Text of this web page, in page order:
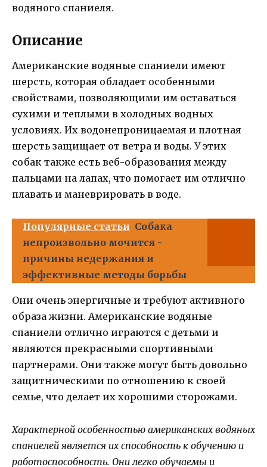
водяного спаниеля.
Описание
Американские водяные спаниели имеют
шерсть, которая обладает особенными
свойствами, позволяющими им оставаться
сухими и теплыми в холодных водных
условиях. Их водонепроницаемая и плотная
шерсть защищает от ветра и воды. У этих
собак также есть веб-образования между
пальцами на лапах, что помогает им отлично
плавать и маневрировать в воде.
Популярные статьи Собака
непроизвольно мочится -
причины недержания и
эффективные методы борьбы
Они очень энергичные и требуют активного
образа жизни. Американские водяные
спаниели отлично играются с детьми и
являются прекрасными спортивными
партнерами. Они также могут быть довольно
защитническими по отношению к своей
семье, что делает их хорошими сторожами.
Характерной особенностью американских водяных
спаниелей является их способность к обучению и
работоспособность. Они легко обучаемы и